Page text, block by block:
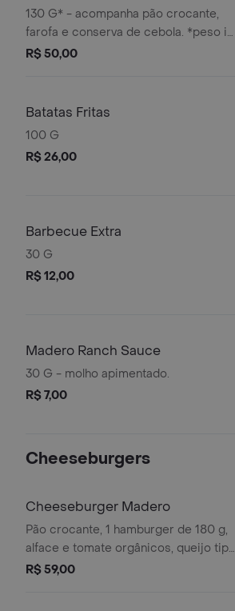
130g
130 G* - acompanha pão crocante,
farofa e conserva de cebola. *peso in
natura antes da cocção.
R$ 50,00
Batatas Fritas
100 G
R$ 26,00
Barbecue Extra
30 G
R$ 12,00
Madero Ranch Sauce
30 G - molho apimentado.
R$ 7,00
Cheeseburgers
Cheeseburger Madero
Pão crocante, 1 hamburger de 180 g,
alface e tomate orgânicos, queijo tipo
cheddar e maionese artesanal -
R$ 59,00